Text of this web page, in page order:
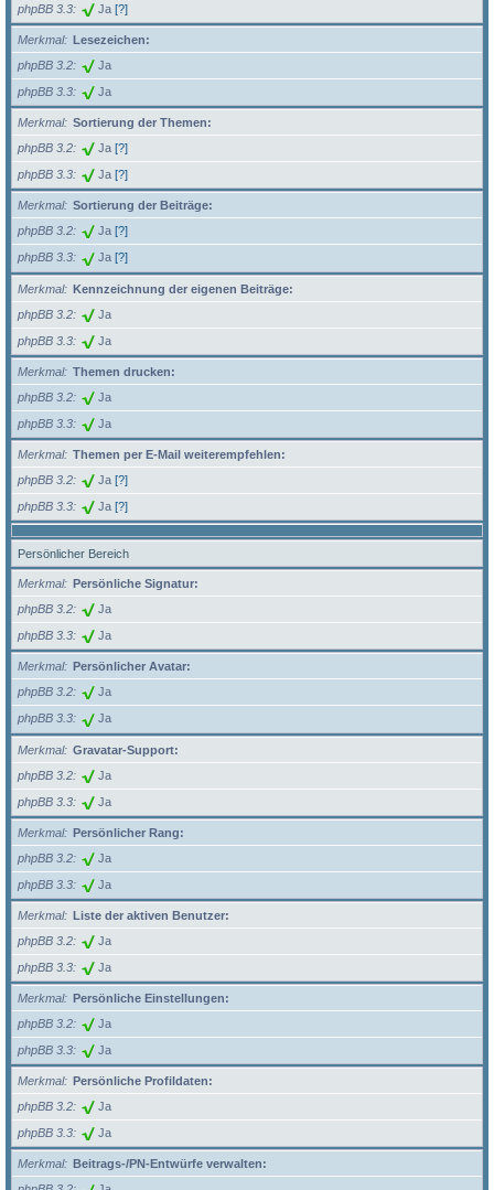
phpBB 3.3 Ja [?]
Merkmal
Lesezeichen:
phpBB 3.2
Ja
phpBB 3.3 Ja
Merkmal
Sortierung der Themen:
phpBB 3.2
Ja [?]
phpBB 3.3 Ja [?]
Merkmal
Sortierung der Beiträge:
phpBB 3.2
Ja [?]
phpBB 3.3 Ja [?]
Merkmal
Kennzeichnung der eigenen Beiträge:
phpBB 3.2
Ja
phpBB 3.3 Ja
Merkmal
Themen drucken:
phpBB 3.2
Ja
phpBB 3.3 Ja
Merkmal
Themen per E-Mail weiterempfehlen:
phpBB 3.2
Ja [?]
phpBB 3.3 Ja [?]
Persönlicher Bereich
Merkmal
Persönliche Signatur:
phpBB 3.2
Ja
phpBB 3.3 Ja
Merkmal
Persönlicher Avatar:
phpBB 3.2
Ja
phpBB 3.3 Ja
Merkmal
Gravatar-Support:
phpBB 3.2
Ja
phpBB 3.3 Ja
Merkmal
Persönlicher Rang:
phpBB 3.2
Ja
phpBB 3.3 Ja
Merkmal
Liste der aktiven Benutzer:
phpBB 3.2
Ja
phpBB 3.3 Ja
Merkmal
Persönliche Einstellungen:
phpBB 3.2
Ja
phpBB 3.3 Ja
Merkmal
Persönliche Profildaten:
phpBB 3.2
Ja
phpBB 3.3 Ja
Merkmal
Beitrags-/PN-Entwürfe verwalten: